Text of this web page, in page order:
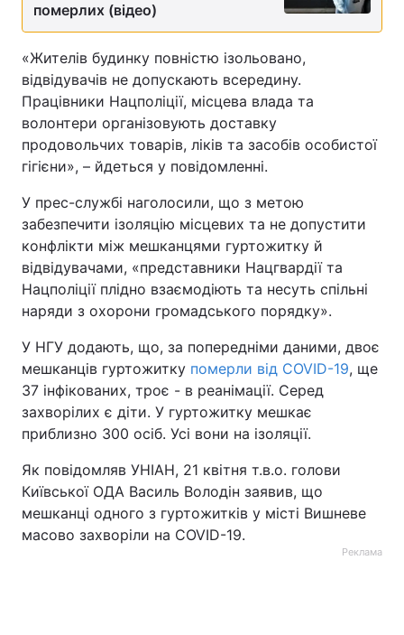
померлих (відео)
«Жителів будинку повністю ізольовано,
відвідувачів не допускають всередину.
Працівники Нацполіції, місцева влада та
волонтери організовують доставку
продовольчих товарів, ліків та засобів особистої
гігієни», – йдеться у повідомленні.
У прес-службі наголосили, що з метою
забезпечити ізоляцію місцевих та не допустити
конфлікти між мешканцями гуртожитку й
відвідувачами, «представники Нацгвардії та
Нацполіції плідно взаємодіють та несуть спільні
наряди з охорони громадського порядку».
У НГУ додають, що, за попередніми даними, двоє
мешканців гуртожитку померли від COVID-19, ще
37 інфікованих, троє - в реанімації. Серед
захворілих є діти. У гуртожитку мешкає
приблизно 300 осіб. Усі вони на ізоляції.
Як повідомляв УНІАН, 21 квітня т.в.о. голови
Київської ОДА Василь Володін заявив, що
мешканці одного з гуртожитків у місті Вишневе
масово захворіли на COVID-19.
Реклама